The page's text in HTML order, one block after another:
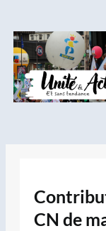
au
contenu
CN de